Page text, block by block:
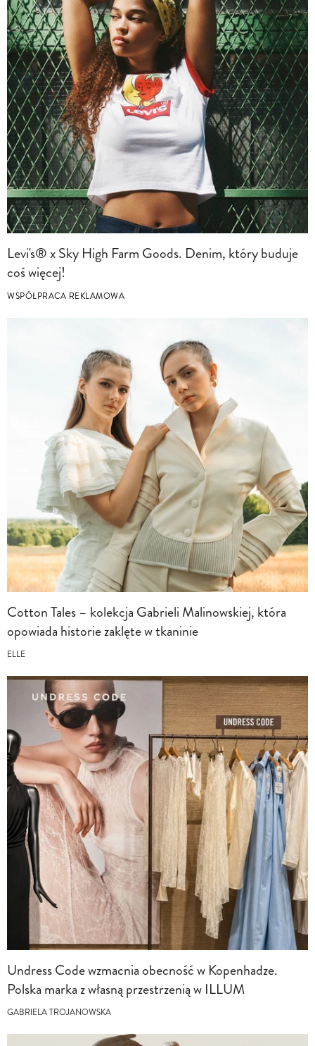
Levi's® x Sky High Farm Goods. Denim, który buduje
coś więcej!
WSPÓŁPRACA REKLAMOWA
Cotton Tales – kolekcja Gabrieli Malinowskiej, która
opowiada historie zaklęte w tkaninie
ELLE
Undress Code wzmacnia obecność w Kopenhadze.
Polska marka z własną przestrzenią w ILLUM
GABRIELA TROJANOWSKA